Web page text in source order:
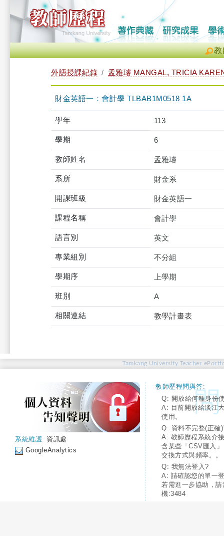
教
外語授課紀錄 孟雅璿 MANGAL, TRICIA
財金英語一：會計學 TLBAB1M0518 1A
學年 113
學期 6
教師姓名 孟雅璿
系所 財金系
開課班級 財金英語一
課程名稱 會計學
語言別 英文
專業組別 不分組
學期序 上學期
班別 A
相關連結 教學計畫表
Tamkang University Teacher
系統維護: 資訊處
GoogleAnalytics
教師歷程問與答:
Q: 開放給何種身份
A: 目前開放給淡江
使用。
Q: 資料不完整(正確
A: 教師歷程系統介
含某些「CSV匯入
交換方式與頻率。。
Q: 我無法登入?
A: 請確認您的單一
若需進一步協助，
機:3484